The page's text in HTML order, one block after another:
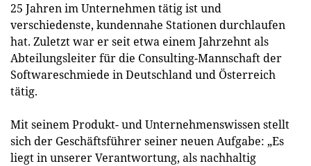
25 Jahren im Unternehmen tätig ist und
verschiedenste, kundennahe Stationen durchlaufen
hat. Zuletzt war er seit etwa einem Jahrzehnt als
Abteilungsleiter für die Consulting-Mannschaft der
Softwareschmiede in Deutschland und Österreich
tätig.
Mit seinem Produkt- und Unternehmenswissen stellt
sich der Geschäftsführer seiner neuen Aufgabe: „Es
liegt in unserer Verantwortung, als nachhaltig